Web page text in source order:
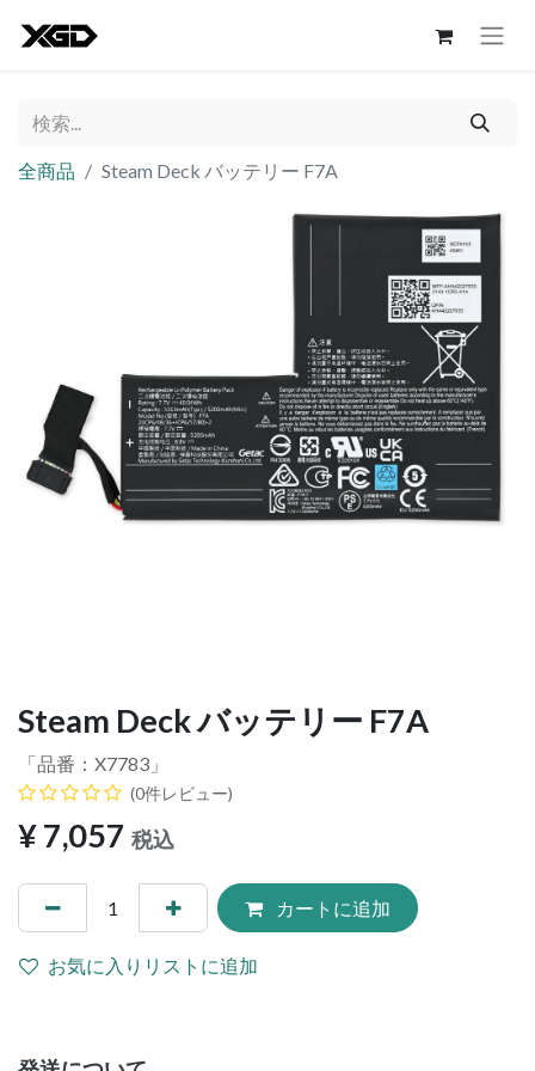
全商品 Steam Deck バッテリー F7A
Steam Deck バッテリー F7A
「品番： X7783 」
(0件レビュー)
¥7,057 税込
カートに追加
お気に入りリストに追加